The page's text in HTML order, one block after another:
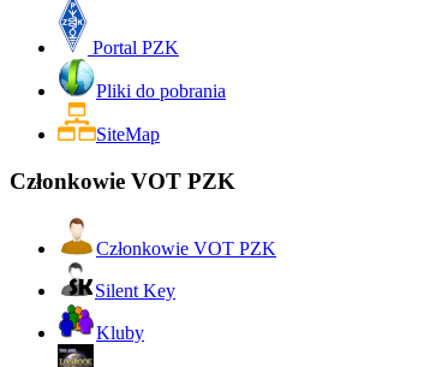
Portal PZK
Pliki do pobrania
SiteMap
Członkowie VOT PZK
Członkowie VOT PZK
Silent Key
Kluby